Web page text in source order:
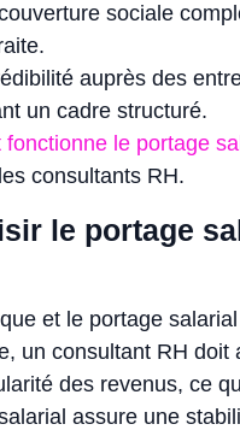
sociale
auprès des
un cadre structuré.
fonctionne le portage
consultants RH.
le portage
et le portage
un consultant RH
des revenus, ce
assure une